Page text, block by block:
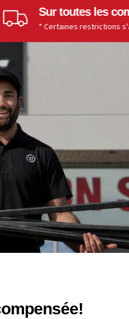
Sur toutes les
* Certaines restrictions